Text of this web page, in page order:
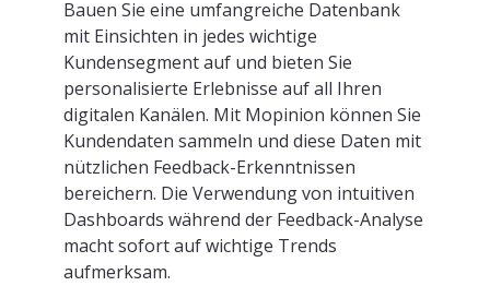
Bauen Sie eine umfangreiche Datenbank
mit Einsichten in jedes wichtige
Kundensegment auf und bieten Sie
personalisierte Erlebnisse auf all Ihren
digitalen Kanälen. Mit Mopinion können Sie
Kundendaten sammeln und diese Daten mit
nützlichen Feedback-Erkenntnissen
bereichern. Die Verwendung von intuitiven
Dashboards während der Feedback-Analyse
macht sofort auf wichtige Trends
aufmerksam.